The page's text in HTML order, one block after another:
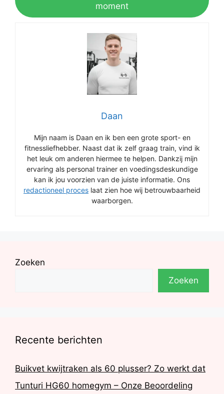
moment
Daan
Mijn naam is Daan en ik ben een grote sport- en
fitnessliefhebber. Naast dat ik zelf graag train, vind ik
het leuk om anderen hiermee te helpen. Dankzij mijn
ervaring als personal trainer en voedingsdeskundige
kan ik jou voorzien van de juiste informatie. Ons
redactioneel proces laat zien hoe wij betrouwbaarheid
waarborgen.
Zoeken
Zoeken
Recente berichten
Buikvet kwijtraken als 60 plusser? Zo werkt dat
Tunturi HG60 homegym – Onze Beoordeling